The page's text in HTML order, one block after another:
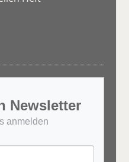
Newsletter
anmelden